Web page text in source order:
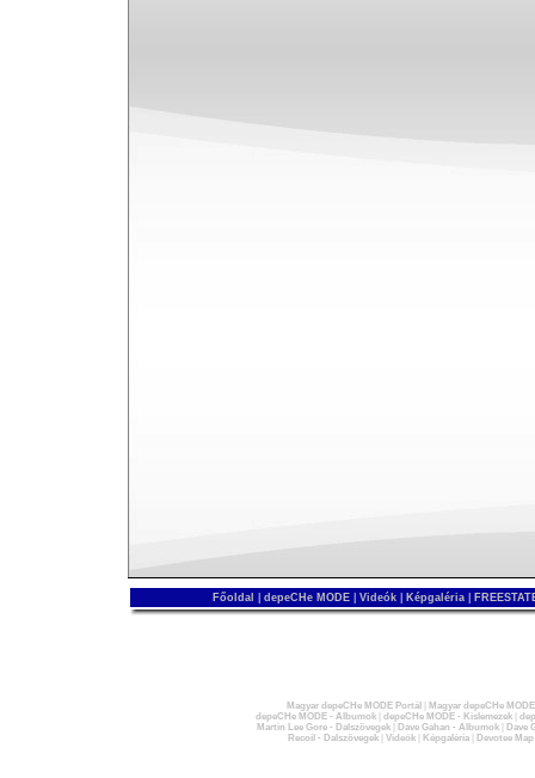
Főoldal depeCHe MODE Videók Képgaléria
Magyar depeCHe MODE Portál
Magyar depeCHe
depeCHe MODE - Albumok| depeCHe MODE - Kislemezek|
Martin Lee Gore - Dalszövegek| Dave Gahan - Albumok|
Dave
Recoil - Dalszövegek| Videók| Képgaléria| Devotee Map